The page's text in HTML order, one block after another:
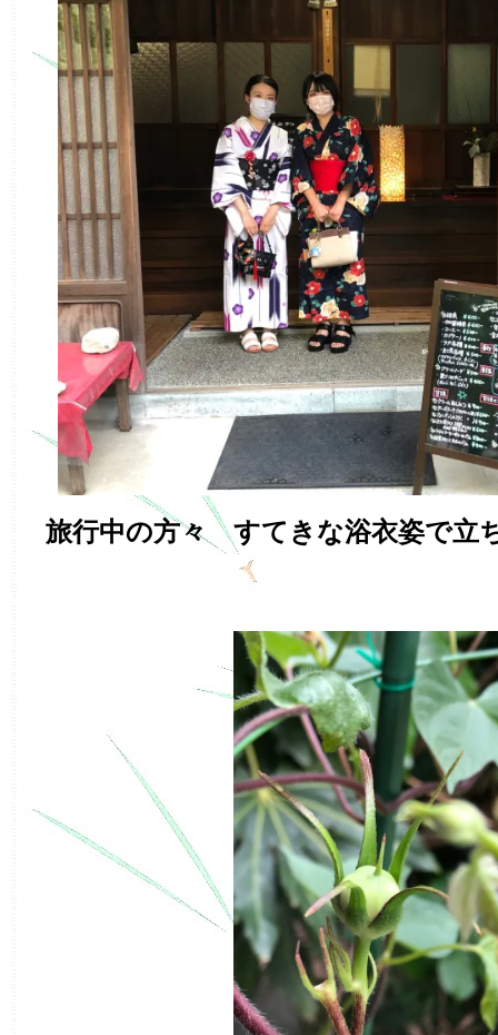
旅行中の方々 すてきな浴衣姿で立